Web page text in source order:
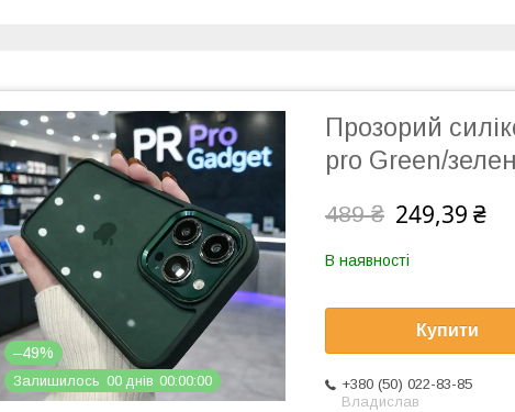
–49%
Залишилось 00 днів 00 00 00
Прозорий
pro Green/
489 ₴ 249,39 ₴
В наявності
Купити
+380 (50) 022-83-85
Владислав